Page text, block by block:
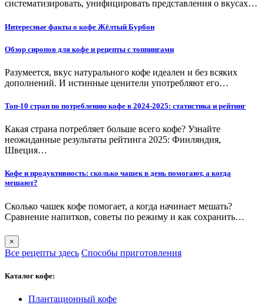
систематизировать, унифицировать представления о вкусах…
Интересные факты о кофе Жёлтый Бурбон
Обзор сиропов для кофе и рецепты с топпингами
Разумеется, вкус натурального кофе идеален и без всяких
дополнений. И истинные ценители употребляют его…
Топ-10 стран по потреблению кофе в 2024-2025: статистика и рейтинг
Какая страна потребляет больше всего кофе? Узнайте
неожиданные результаты рейтинга 2025: Финляндия,
Швеция…
Кофе и продуктивность: сколько чашек в день помогают, а когда
мешают?
Сколько чашек кофе помогает, а когда начинает мешать?
Сравнение напитков, советы по режиму и как сохранить…
×
Все рецепты здесь Способы приготовления
Каталог кофе:
Плантационный кофе